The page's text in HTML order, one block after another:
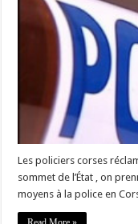
Les policiers corses
sommet de l’État , on
moyens à la police en